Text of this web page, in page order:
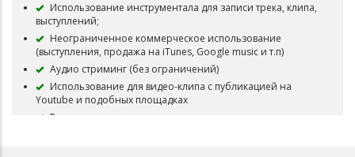
Использование инструментала для записи трека, клипа,
выступлений;
Неограниченное коммерческое использование
(выступления, продажа на iTunes, Google music и т.п)
Аудио стриминг (без ограничений)
Использование для видео-клипа с публикацией на
Youtube и подобных площадках
Ротации на радио